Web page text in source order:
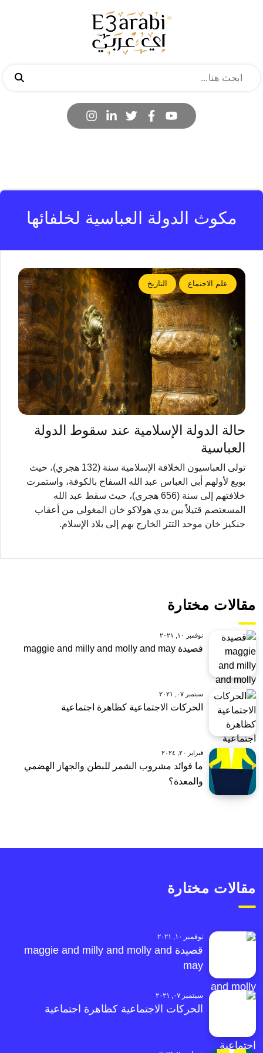
مكوث الدولة العباسية لخلفائها
علم الاجتماع التاريخ
حالة الدولة الإسلامية عند سقوط الدولة
العباسية
‏تولى العباسيون الخلافة الإسلامية سنة (132 هجري)، حيث
بويع لأولهم أبي العباس عبد الله السفاح بالكوفة، واستمرت
خلافتهم إلى سنة (656 هجري)، حيث سقط عبد الله
المسعتصم قتيلاً بين يدي هولاكو خان المغولي من أعقاب
جنكيز خان موحد التتر الخارج بهم إلى بلاد الإسلام.
مقالات مختارة
نوفمبر ١٠, ٢٠٢١
قصيدة maggie and milly and molly and may
سبتمبر ٠٧, ٢٠٢١
الحركات الاجتماعية كظاهرة اجتماعية
فبراير ٢٠, ٢٠٢٤
ما فوائد مشروب الشمر للبطن والجهاز الهضمي
والمعدة؟
مقالات مختارة
نوفمبر ١٠, ٢٠٢١
قصيدة maggie and milly and molly and
may
سبتمبر ٠٧, ٢٠٢١
الحركات الاجتماعية كظاهرة اجتماعية